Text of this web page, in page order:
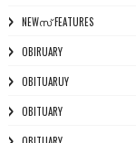
NEWസ് FEATURES
OBIRUARY
OBITUARUY
OBITUARY